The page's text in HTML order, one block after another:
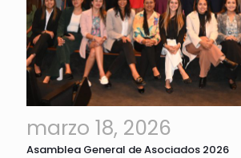
marzo 18, 2026
Asamblea General de Asociados 2026